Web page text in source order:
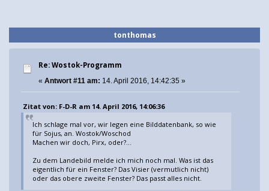
tonthomas
Re: Wostok-Programm
« Antwort #11 am: 14. April 2016, 14:42:35 »
Zitat von: F-D-R am 14. April 2016, 14:06:36
Ich schlage mal vor, wir legen eine Bilddatenbank, so wie
für Sojus, an. Wostok/Woschod
Machen wir doch, Pirx, oder?...
Zu dem Landebild melde ich mich noch mal. Was ist das
eigentlich für ein Fenster? Das Visier (vermutlich nicht)
oder das obere zweite Fenster? Das passt alles nicht.